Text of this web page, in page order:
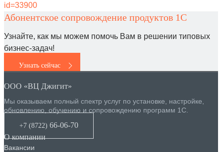
id=33900
Абонентское сопровождение продуктов 1C
Узнайте, как мы можем помочь Вам в решении типовых
бизнес-задач!
Узнать сейчас
ООО «ВЦ Джигит»
Мы оказываем полный спектр услуг по установке, настройке,
обновлению, обучению и сопровождению программ 1С.
+7 (8722) 66-06-70
О компании
Вакансии